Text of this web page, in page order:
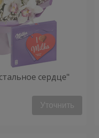
сердце"
Уточнить